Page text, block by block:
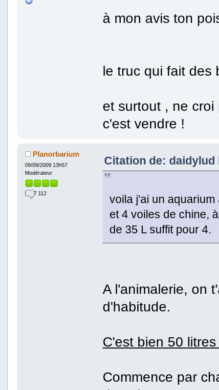
à mon avis ton
le truc qui fait des
et surtout , ne
c'est vendre !
Planorbarium
09/09/2009 13h57
Modérateur
7 112
Citation de: daidylud
voila j'ai un
et 4 voiles de chine,
de 35 L suffit pour 4.
A l'animalerie, on
d'habitude.
C'est bien 50
Commence par